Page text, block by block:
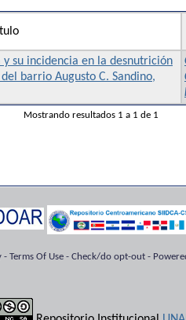
su incidencia en la desnutrición
barrio Augusto C. Sandino,
Mostrando resultados 1 a 1 de 1
Terms Of Use - Check/do opt-out -